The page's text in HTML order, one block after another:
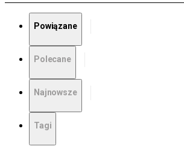
Powiązane
Polecane
Najnowsze
Tagi